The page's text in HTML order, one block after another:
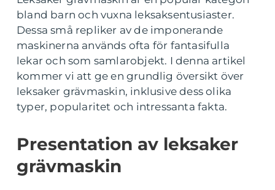
bland barn och vuxna leksaksentusiaster.
Dessa små repliker av de imponerande
maskinerna används ofta för fantasifulla
lekar och som samlarobjekt. I denna artikel
kommer vi att ge en grundlig översikt över
leksaker grävmaskin, inklusive dess olika
typer, popularitet och intressanta fakta.
Presentation av leksaker
grävmaskin